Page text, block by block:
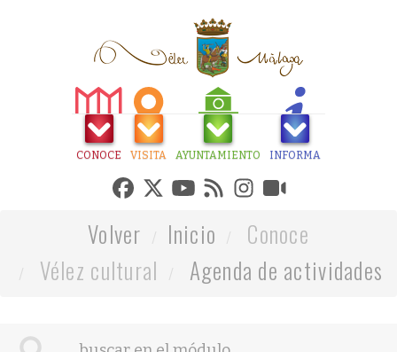
CONOCE VISITA AYUNTAMIENTO INFORMA
Volver Inicio
Conoce
Vélez cultural
Agenda de actividades